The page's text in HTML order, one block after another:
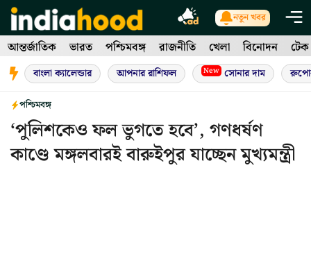
Skip
to
content
নতুন খবর
আন্তর্জাতিক ভারত পশ্চিমবঙ্গ রাজনীতি খেলা বিনোদন টেক
বাংলা ক্যালেন্ডার আপনার রাশিফল New সোনার দাম
পশ্চিমবঙ্গ
‘পুলিশকেও ফল ভুগতে হবে’, গণধর্ষণ
কাণ্ডে মঙ্গলবারই বারুইপুর যাচ্ছেন মুখ্যমন্ত্রী